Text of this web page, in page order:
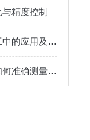
精度控制
四联直剪仪在金属加工中的应用及性能评估
解读混凝土流变仪：如何准确测量混凝土流变特性